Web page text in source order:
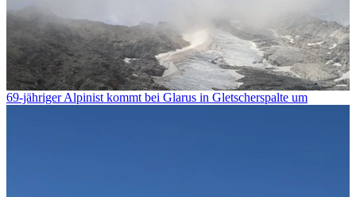
69-jähriger Alpinist kommt bei Glarus in Gletscherspalte um